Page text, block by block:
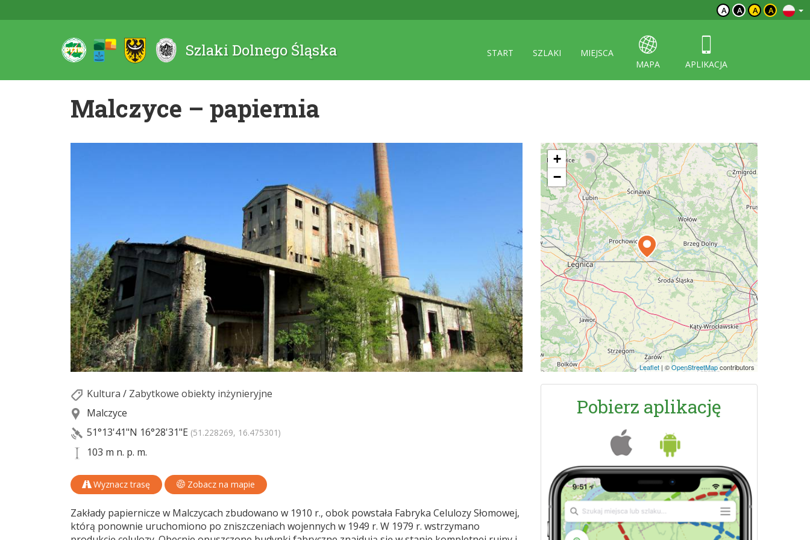
A A A A
Szlaki Dolnego Śląska START SZLAKI
MIEJSCA
MAPA
APLIKACJA
Malczyce – papiernia
Kultura / Zabytkowe obiekty inżynieryjne
Malczyce
51°13'41"N 16°28'31"E (51.228269, 16.475301)
103 m n. p. m.
Wyznacz trasę Zobacz na mapie
Zakłady papiernicze w Malczycach zbudowano w 1910 r., obok powstała Fabryka Celulozy Słomowej,
którą ponownie uruchomiono po zniszczeniach wojennych w 1949 r. W 1979 r. wstrzymano
+
−
Leaflet | ©OpenStreetMapcontributors
Pobierz aplikację